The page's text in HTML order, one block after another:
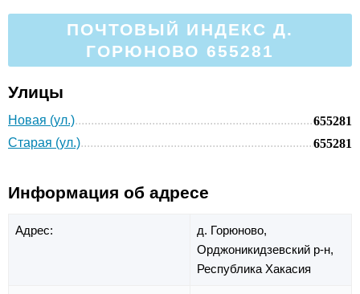
ПОЧТОВЫЙ ИНДЕКС Д.
ГОРЮНОВО 655281
Улицы
Новая (ул.)
655281
Старая (ул.)
655281
Информация об адресе
Адрес:
д. Горюново,
Орджоникидзевский р-н,
Республика Хакасия